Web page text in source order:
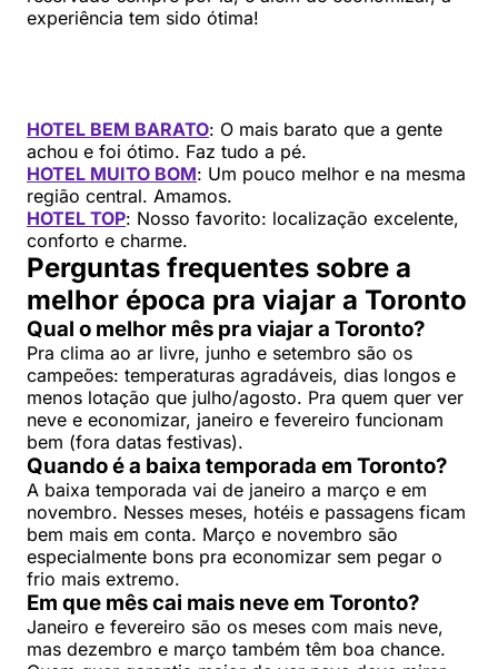
experiência tem sido ótima!
HOTEL BEM BARATO: O mais barato que a gente
achou e foi ótimo. Faz tudo a pé.
HOTEL MUITO BOM: Um pouco melhor e na mesma
região central. Amamos.
HOTEL TOP: Nosso favorito: localização excelente,
conforto e charme.
Perguntas frequentes sobre a
melhor época pra viajar a Toronto
Qual o melhor mês pra viajar a Toronto?
Pra clima ao ar livre, junho e setembro são os
campeões: temperaturas agradáveis, dias longos e
menos lotação que julho/agosto. Pra quem quer ver
neve e economizar, janeiro e fevereiro funcionam
bem (fora datas festivas).
Quando é a baixa temporada em Toronto?
A baixa temporada vai de janeiro a março e em
novembro. Nesses meses, hotéis e passagens ficam
bem mais em conta. Março e novembro são
especialmente bons pra economizar sem pegar o
frio mais extremo.
Em que mês cai mais neve em Toronto?
Janeiro e fevereiro são os meses com mais neve,
mas dezembro e março também têm boa chance.